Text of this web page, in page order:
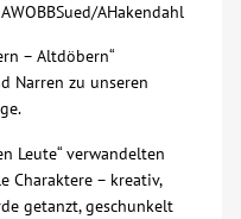
AWOBBSued/AHakendahl
– Altdöbern“
Narren zu unseren
Leute“ verwandelten
Charaktere – kreativ,
getanzt, geschunkelt